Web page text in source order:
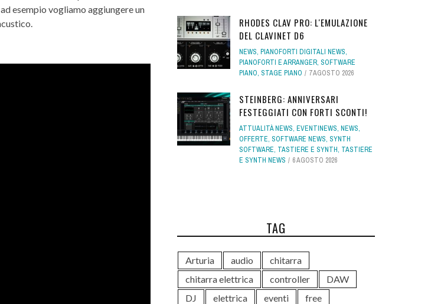
ad esempio vogliamo aggiungere un
RHODES CLAV PRO: L'EMULAZIONE
DEL CLAVINET D6
NEWS, PIANOFORTI DIGITALI NEWS,
PIANOFORTI E ARRANGER, SOFTWARE
PIANO, STAGE PIANO 7 AGOSTO 2026
STEINBERG: ANNIVERSARI
FESTEGGIATI CON FORTI SCONTI!
ATTUALITÀ NEWS, EVENTINEWS, NEWS,
OFFERTE, SOFTWARE NEWS, SYNTH
SOFTWARE, TASTIERE E SYNTH, TASTIERE
E SYNTH NEWS
6 AGOSTO 2026
TAG
Arturia audio
chitarra
chitarra elettrica
controller
DAW
DJ
elettrica eventi
free